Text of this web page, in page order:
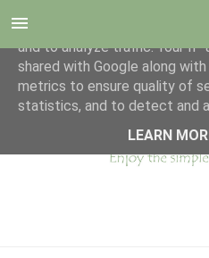
This site uses cookies from
and to analyze traffic. Your IP
shared with Google along
metrics to ensure quality of
statistics, and to detect and
LEARN